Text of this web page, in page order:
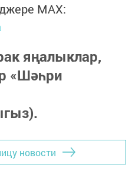
MАХ:
яңалыклар,
«Шәһри
новости